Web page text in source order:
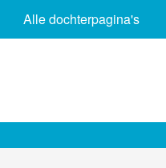
Alle dochterpagina's